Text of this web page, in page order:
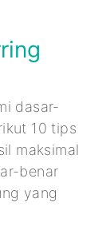
dasar-
10 tips
maksimal
benar
yang